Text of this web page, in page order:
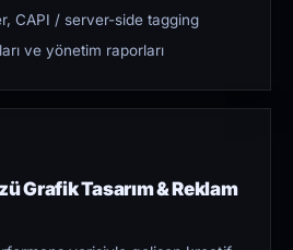
CAPI / server-side tagging
ve yönetim raporları
Grafik Tasarım & Reklam